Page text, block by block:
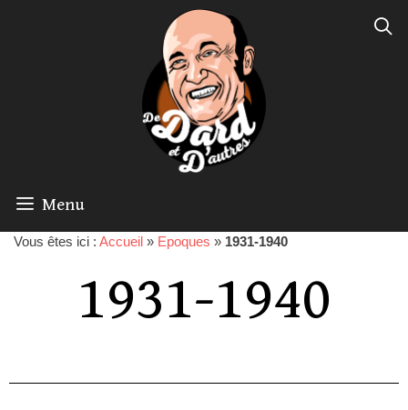
Menu
Vous êtes ici : Accueil » Epoques » 1931-1940
1931-1940